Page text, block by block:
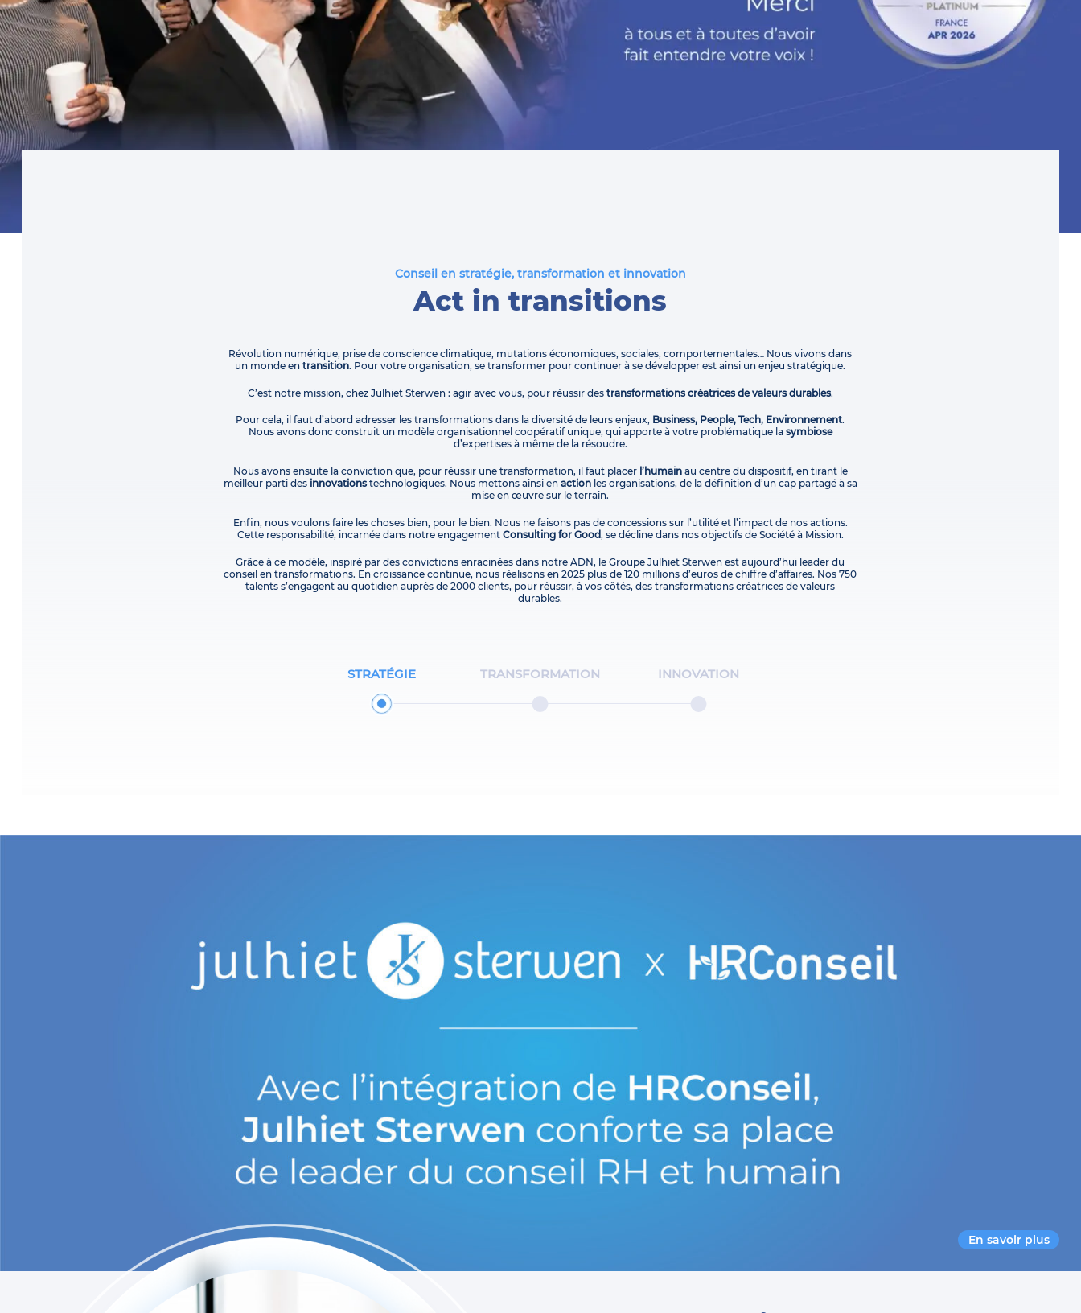
Conseil en stratégie, transformation et innovation
Act in transitions
Révolution numérique, prise de conscience climatique, mutations économiques, sociales, comportementales… Nous vivons dans
un monde entransition. Pour votre organisation, se transformer pour continuer à se développer est ainsi un enjeu stratégique.
C’est notre mission, chez Julhiet Sterwen : agir avec vous, pour réussir des transformations créatrices de valeurs durables.
Pour cela, il faut d’abord adresser les transformations dans la diversité de leurs enjeux, Business, People, Tech, Environnement.
Nous avons donc construit un modèle organisationnel coopératif unique, qui apporte à votre problématique la symbiose
d’expertises à même de la résoudre.
Nous avons ensuite la conviction que, pour réussir une transformation, il faut placer l’humainau centre du dispositif, en tirant le
meilleur parti des innovationstechnologiques. Nous mettons ainsi en actionles organisations, de la définition d’un cap partagé à sa
mise en œuvre sur le terrain.
Enfin, nous voulons faire les choses bien, pour le bien. Nous ne faisons pas de concessions sur l’utilité et l’impact de nos actions.
Cette responsabilité, incarnée dans notre engagement Consulting for Good, se décline dans nos objectifs de Société à Mission.
Grâce à ce modèle, inspiré par des convictions enracinées dans notre ADN, le Groupe Julhiet Sterwen est aujourd’hui leader du
conseil en transformations. En croissance continue, nous réalisons en 2025 plus de 120 millions d’euros de chiffre d’affaires. Nos 750
talents s’engagent au quotidien auprès de 2000 clients, pour réussir, à vos côtés, des transformations créatrices de valeurs
durables.
STRATÉGIE TRANSFORMATION INNOVATION
En savoir plus